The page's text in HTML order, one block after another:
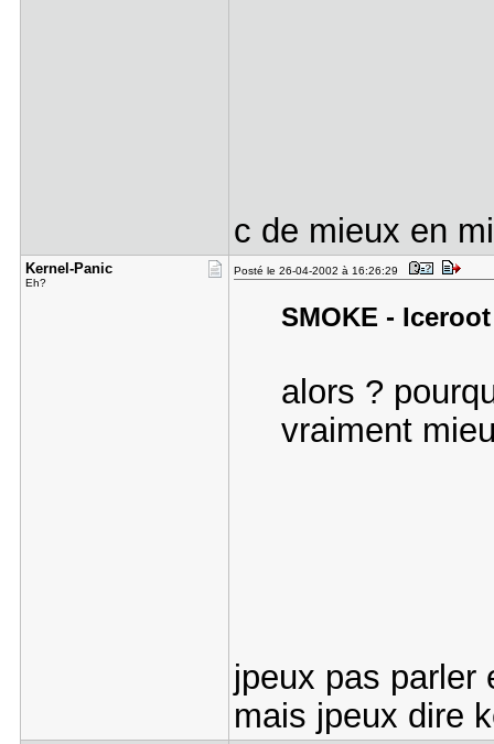
c de mieux en
Kernel-Pan​ic
Eh?
Posté le 26-04-2002 à 16:26:29
SMOKE -
alors ?
vraiment
jpeux pas parler
mais jpeux dire